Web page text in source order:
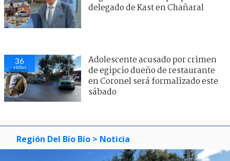
delegado de Kast en Chañaral
36
visitas
Adolescente acusado por crimen
de egipcio dueño de restaurante
en Coronel será formalizado este
sábado
0
visitas